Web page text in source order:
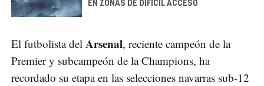
EN ZONAS DE DIFÍCIL ACCESO
El futbolista del Arsenal, reciente campeón de la
Premier y subcampeón de la Champions, ha
recordado su etapa en las selecciones navarras sub-12